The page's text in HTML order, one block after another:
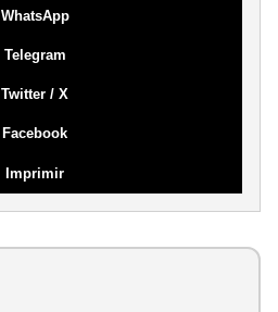
WhatsApp
Telegram
Twitter / X
Facebook
Imprimir